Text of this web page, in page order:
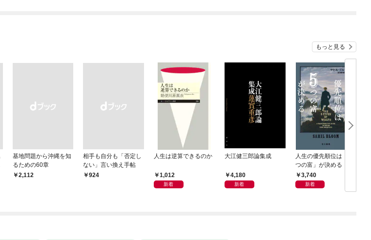
もっと見る
基地問題から沖縄を知
るための60章
￥2,112
相手も自分も「否定し
ない」言い換え手帖
￥924
人生は逆算できるのか
1,012
新着
大江健三郎論集成
4,180
新着
人生の優先順位は「５
つの富」が決める
3,740
新着